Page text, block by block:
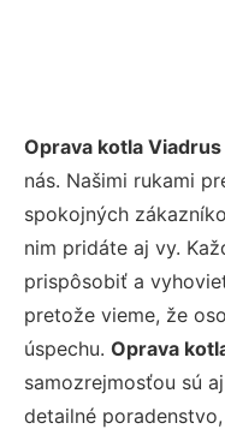
Oprava kotla
nás. Našimi rukami
spokojných
nim pridáte aj vy.
prispôsobiť a
pretože vieme, že
úspechu. Oprava
samozrejmosťou sú
detailné